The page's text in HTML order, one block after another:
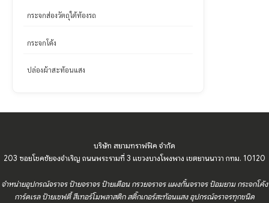
กระจกส่องวัตถุใต้ท้องรถ
กระจกโค้ง
ปล่องผ้าสะท้อนแสง
บริษัท สยามทราฟฟิค จำกัด
203 ซอยโชคชัยจงจำเริญ ถนนพระรามที่ 3 แขวงบางโพงพาง เขตยานนาวา กทม. 10120
จำหน่ายอุปกรณ์จราจร ป้ายจราจร ป้ายเตือน กรวยจราจร แผงกั้นจราจร ป้อมยาม กระจกโค้ง
การ์ดเรล ป้ายเซฟตี้ สีเทอร์โมพลาสติก สติ๊กเกอร์สะท้อนแสง อุปกรณ์จราจรทุกชนิด